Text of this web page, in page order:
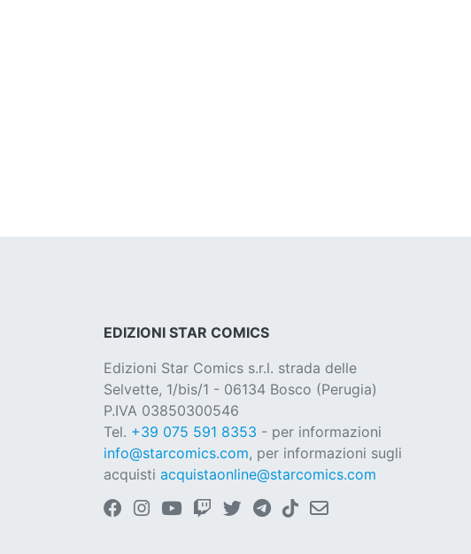
EDIZIONI STAR COMICS
Edizioni Star Comics s.r.l. strada delle
Selvette, 1/bis/1 - 06134 Bosco (Perugia)
P.IVA 03850300546
Tel. +39 075 591 8353 - per informazioni
info@starcomics.com, per informazioni sugli
acquisti acquistaonline@starcomics.com